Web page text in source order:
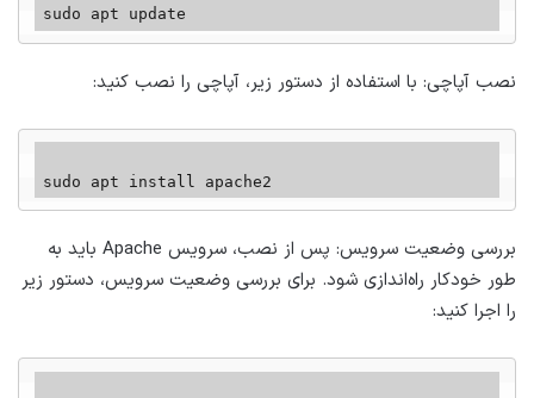
sudo apt update
نصب آپاچی: با استفاده از دستور زیر، آپاچی را نصب کنید:
sudo apt install apache2
بررسی وضعیت سرویس: پس از نصب، سرویس Apache باید به
طور خودکار راه‌اندازی شود. برای بررسی وضعیت سرویس، دستور زیر
را اجرا کنید: